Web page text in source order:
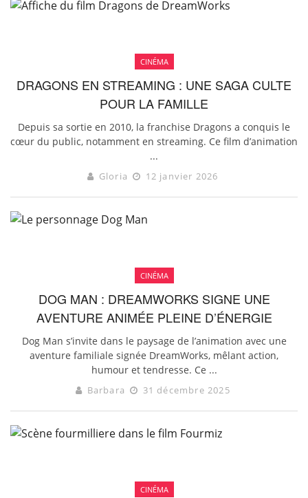
CINÉMA
DRAGONS EN STREAMING : UNE SAGA CULTE
POUR LA FAMILLE
Depuis sa sortie en 2010, la franchise Dragons a conquis le
cœur du public, notamment en streaming. Ce film d’animation
...
Gloria 12 janvier 2026
CINÉMA
DOG MAN : DREAMWORKS SIGNE UNE
AVENTURE ANIMÉE PLEINE D’ÉNERGIE
Dog Man s’invite dans le paysage de l’animation avec une
aventure familiale signée DreamWorks, mêlant action,
humour et tendresse. Ce ...
Barbara 31 décembre 2025
CINÉMA